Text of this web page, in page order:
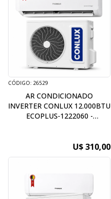
CÓDIGO: 26529
AR CONDICIONADO
INVERTER CONLUX 12.000BTU
ECOPLUS-1222060 -
U$ 310,00